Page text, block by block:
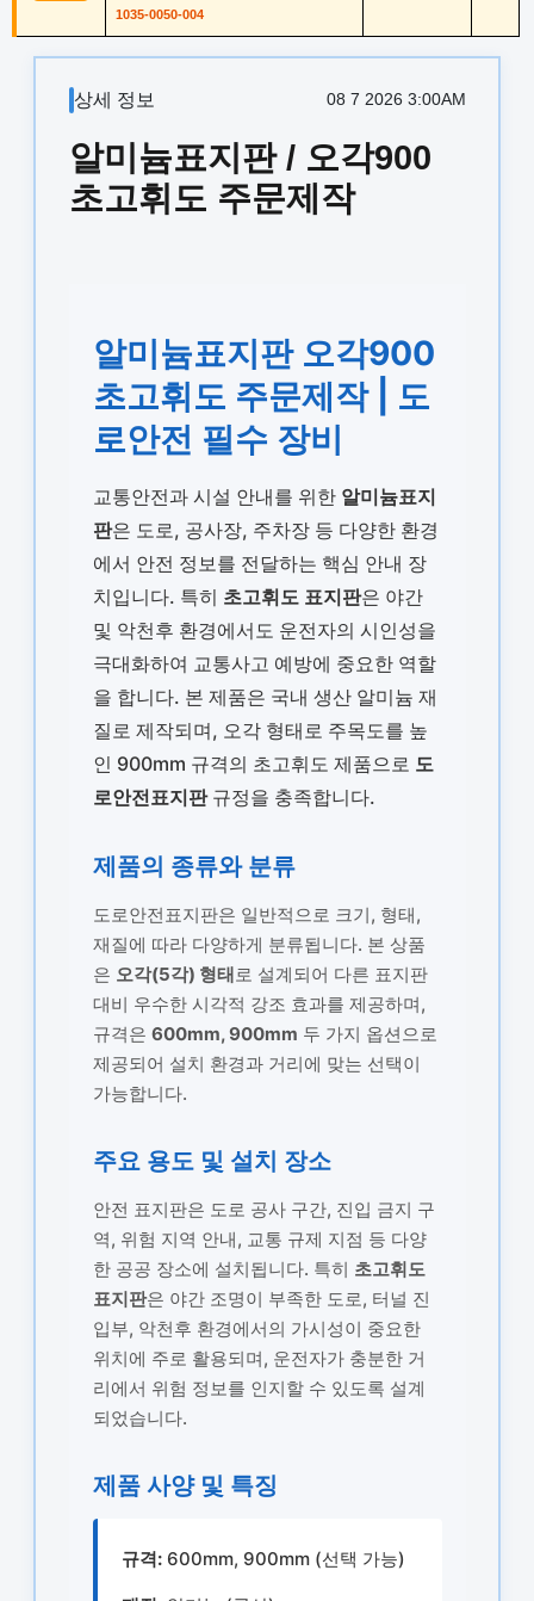
1035-0050-004
상세 정보 08 7 2026 3:00AM
알미늄표지판 / 오각900
초고휘도 주문제작
알미늄표지판 오각900
초고휘도 주문제작 | 도
로안전 필수 장비
교통안전과 시설 안내를 위한 알미늄표지
판은 도로, 공사장, 주차장 등 다양한 환경
에서 안전 정보를 전달하는 핵심 안내 장
치입니다. 특히 초고휘도 표지판은 야간
및 악천후 환경에서도 운전자의 시인성을
극대화하여 교통사고 예방에 중요한 역할
을 합니다. 본 제품은 국내 생산 알미늄 재
질로 제작되며, 오각 형태로 주목도를 높
인 900mm 규격의 초고휘도 제품으로 도
로안전표지판규정을 충족합니다.
제품의 종류와 분류
도로안전표지판은 일반적으로 크기, 형태,
재질에 따라 다양하게 분류됩니다. 본 상품
은 오각(5각) 형태로 설계되어 다른 표지판
대비 우수한 시각적 강조 효과를 제공하며,
규격은 600mm, 900mm 두 가지 옵션으로
제공되어 설치 환경과 거리에 맞는 선택이
가능합니다.
주요 용도 및 설치 장소
안전 표지판은 도로 공사 구간, 진입 금지 구
역, 위험 지역 안내, 교통 규제 지점 등 다양
한 공공 장소에 설치됩니다. 특히 초고휘도
표지판은 야간 조명이 부족한 도로, 터널 진
입부, 악천후 환경에서의 가시성이 중요한
위치에 주로 활용되며, 운전자가 충분한 거
리에서 위험 정보를 인지할 수 있도록 설계
되었습니다.
제품 사양 및 특징
규격:600mm, 900mm (선택 가능)